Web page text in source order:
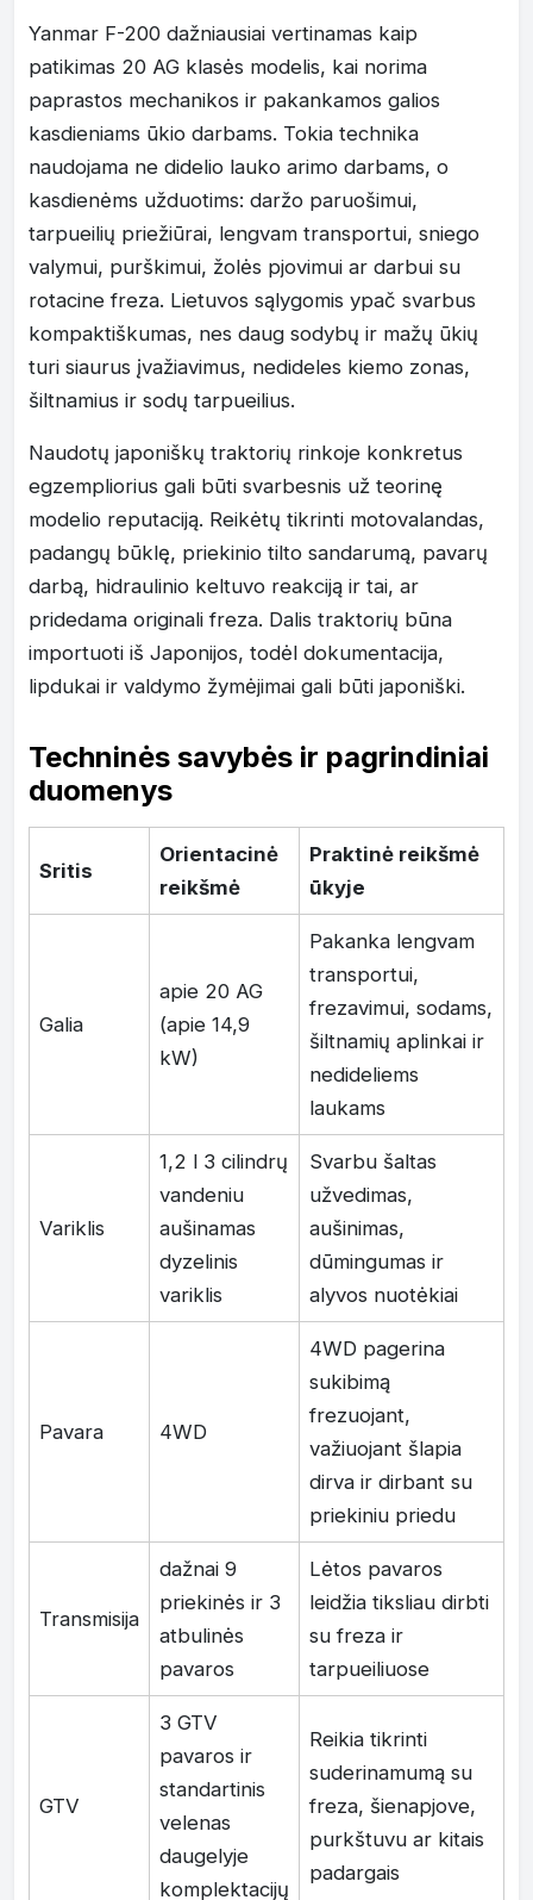
Yanmar F-200 dažniausiai vertinamas kaip
patikimas 20 AG klasės modelis, kai norima
paprastos mechanikos ir pakankamos galios
kasdieniams ūkio darbams. Tokia technika
naudojama ne didelio lauko arimo darbams, o
kasdienėms užduotims: daržo paruošimui,
tarpueilių priežiūrai, lengvam transportui, sniego
valymui, purškimui, žolės pjovimui ar darbui su
rotacine freza. Lietuvos sąlygomis ypač svarbus
kompaktiškumas, nes daug sodybų ir mažų ūkių
turi siaurus įvažiavimus, nedideles kiemo zonas,
šiltnamius ir sodų tarpueilius.
Naudotų japoniškų traktorių rinkoje konkretus
egzempliorius gali būti svarbesnis už teorinę
modelio reputaciją. Reikėtų tikrinti motovalandas,
padangų būklę, priekinio tilto sandarumą, pavarų
darbą, hidraulinio keltuvo reakciją ir tai, ar
pridedama originali freza. Dalis traktorių būna
importuoti iš Japonijos, todėl dokumentacija,
lipdukai ir valdymo žymėjimai gali būti japoniški.
Techninės savybės ir pagrindiniai
duomenys
Sritis
Orientacinė
reikšmė
Praktinė reikšmė
ūkyje
Galia
apie 20 AG
(apie 14,9
kW)
Pakanka lengvam
transportui,
frezavimui, sodams,
šiltnamių aplinkai ir
nedideliems
laukams
Variklis
1,2 l 3 cilindrų
vandeniu
aušinamas
dyzelinis
variklis
Svarbu šaltas
užvedimas,
aušinimas,
dūmingumas ir
alyvos nuotėkiai
Pavara 4WD
4WD pagerina
sukibimą
frezuojant,
važiuojant šlapia
dirva ir dirbant su
priekiniu priedu
Transmisija
dažnai 9
priekinės ir 3
atbulinės
pavaros
Lėtos pavaros
leidžia tiksliau dirbti
su freza ir
tarpueiliuose
GTV
3 GTV
pavaros ir
standartinis
velenas
daugelyje
komplektacijų
Reikia tikrinti
suderinamumą su
freza, šienapjove,
purkštuvu ar kitais
padargais